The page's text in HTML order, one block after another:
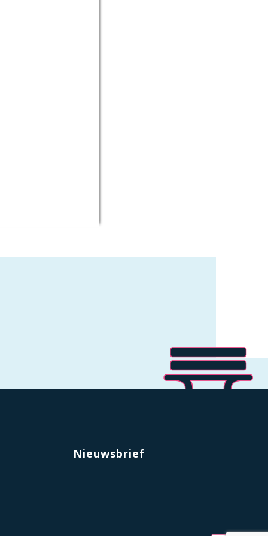
Nieuwsbrief